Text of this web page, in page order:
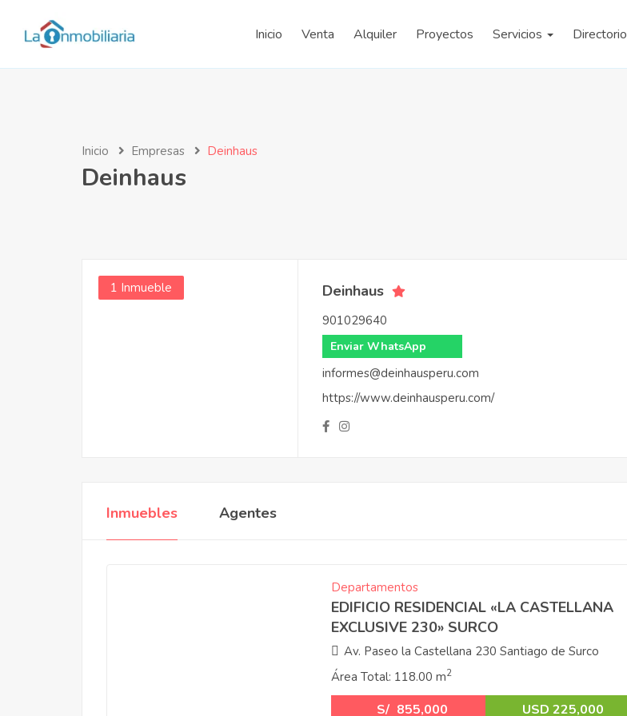
Inicio Venta Alquiler Proyectos Servicios Directorio
Inicio Empresas Deinhaus
Deinhaus
1 Inmueble Deinhaus
901029640
informes@deinhausperu.com
https://www.deinhausperu.com/
Inmuebles Agentes
Departamentos
EDIFICIO RESIDENCIAL «LA CASTELLANA
EXCLUSIVE 230» SURCO
Av. Paseo la Castellana 230 Santiago de Surco
Área Total: 118.00 m2
S/ 855,000 USD 225,000